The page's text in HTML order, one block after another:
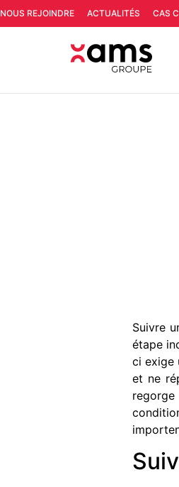
NOUS REJOINDRE ACTUALITÉS CAS
Suivre
étape
ci exige
et ne